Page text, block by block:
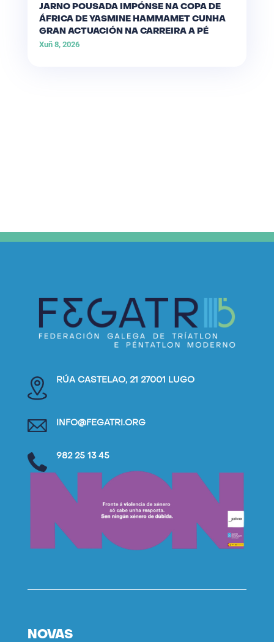
JARNO POUSADA IMPÓNSE NA COPA DE
ÁFRICA DE YASMINE HAMMAMET CUNHA
GRAN ACTUACIÓN NA CARREIRA A PÉ
Xuñ 8, 2026
RÚA CASTELAO, 21 27001 LUGO
INFO@FEGATRI.ORG
982 25 13 45
NOVAS